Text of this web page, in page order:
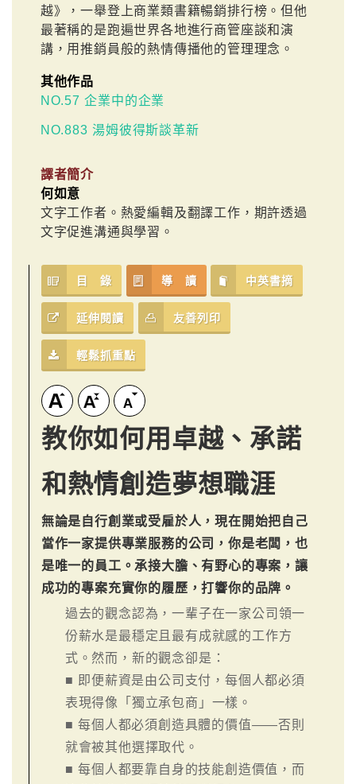
越》，一舉登上商業類書籍暢銷排行榜。但他
最著稱的是跑遍世界各地進行商管座談和演
講，用推銷員般的熱情傳播他的管理理念。
其他作品
NO.57 企業中的企業
NO.883 湯姆彼得斯談革新
譯者簡介
何如意
文字工作者。熱愛編輯及翻譯工作，期許透過
文字促進溝通與學習。
目 錄 導 讀 中英書摘
延伸閱讀 友善列印
輕鬆抓重點
教你如何用卓越、承諾
和熱情創造夢想職涯
無論是自行創業或受雇於人，現在開始把自己
當作一家提供專業服務的公司，你是老闆，也
是唯一的員工。承接大膽、有野心的專案，讓
成功的專案充實你的履歷，打響你的品牌。
過去的觀念認為，一輩子在一家公司領一
份薪水是最穩定且最有成就感的工作方
式。然而，新的觀念卻是：
■ 即便薪資是由公司支付，每個人都必須
表現得像「獨立承包商」一樣。
■ 每個人都必須創造具體的價值——否則
就會被其他選擇取代。
■ 每個人都要靠自身的技能創造價值，而